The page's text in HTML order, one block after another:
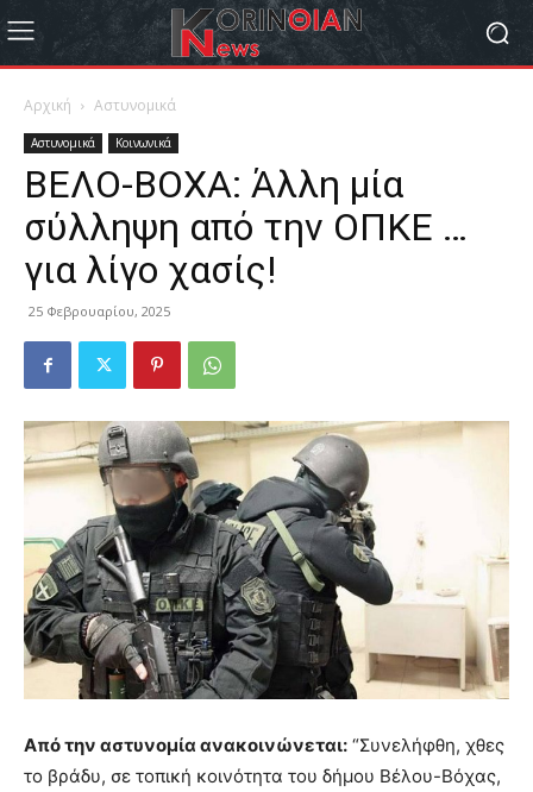
Αρχική Αστυνομικά
Αστυνομικά Κοινωνικά
ΒΕΛΟ-ΒΟΧΑ: Άλλη μία
σύλληψη από την ΟΠΚΕ …
για λίγο χασίς!
25 Φεβρουαρίου, 2025
Από την αστυνομία ανακοινώνεται: “Συνελήφθη, χθες
το βράδυ, σε τοπική κοινότητα του δήμου Βέλου-Βόχας,